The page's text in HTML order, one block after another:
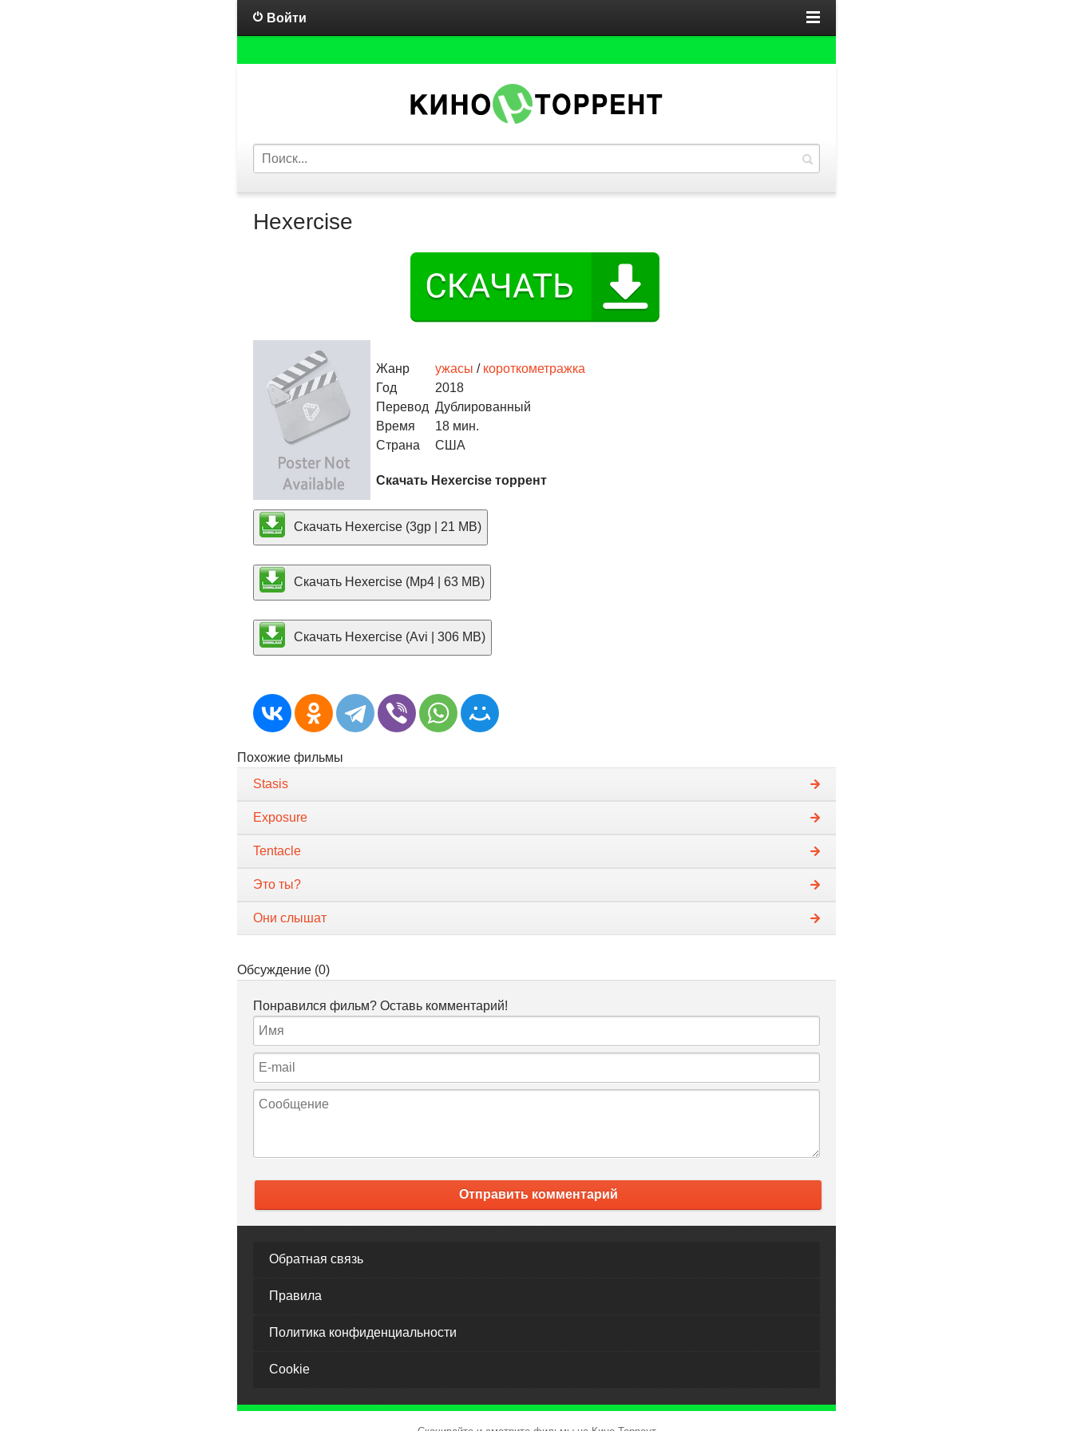
Войти
Hexercise
Жанр ужасы / короткометражка
Год
2018
Перевод Дублированный
Время
18 мин.
Страна
США
Скачать Hexercise торрент
Скачать Hexercise (3gp | 21 MB)
Скачать Hexercise (Mp4 | 63 MB)
Скачать Hexercise (Avi | 306 MB)
Похожие фильмы
Stasis
Exposure
Tentacle
Это ты?
Они слышат
Обсуждение (0)
Понравился фильм? Оставь комментарий!
Отправить комментарий
Обратная связь
Правила
Политика конфиденциальности
Cookie